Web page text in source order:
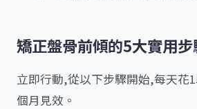
矯正盤骨前傾的5大實用步
立即行動,從以下步驟開始,每天花
個月見效。